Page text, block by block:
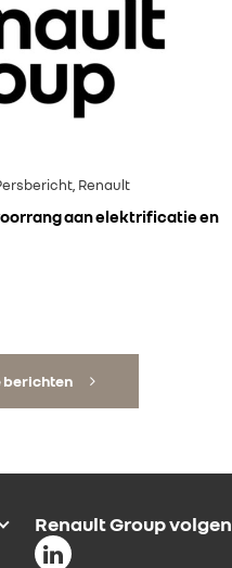
Renault
aan elektrificatie en
berichten
Renault Group volgen